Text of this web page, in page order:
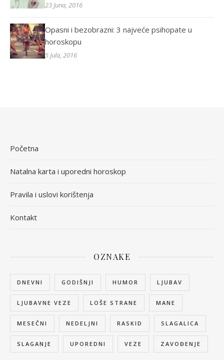
23 Juna, 2016
Opasni i bezobrazni: 3 najveće psihopate u
horoskopu
5 Jula, 2016
Početna
Natalna karta i uporedni horoskop
Pravila i uslovi korištenja
Kontakt
OZNAKE
DNEVNI GODIŠNJI HUMOR LJUBAV
LJUBAVNE VEZE LOŠE STRANE MANE
MESEČNI NEDELJNI RASKID SLAGALICA
SLAGANJE UPOREDNI VEZE ZAVOĐENJE